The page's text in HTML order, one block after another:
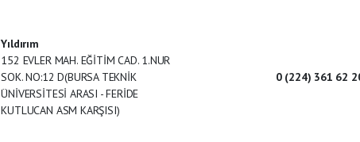
Yıldırım
152 EVLER MAH. EĞİTİM CAD. 1.NUR
SOK. NO:12 D(BURSA TEKNİK
ÜNİVERSİTESİ ARASI - FERİDE
KUTLUCAN ASM KARŞISI)
0 (224) 361 62